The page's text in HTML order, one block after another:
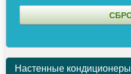
Настенные кондиционеры